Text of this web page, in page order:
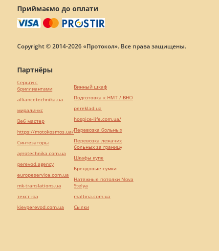
Приймаємо до оплати
Copyright © 2014-2026 «Протокол». Все права защищены.
Партнёры
Серьги с
бриллиантами
alliancetechnika.ua
миралинкс
Веб мастер
https://motokosmos.ua/
Синтезаторы
agrotechnika.com.ua
perevod.agency
europeservice.com.ua
mk-translations.ua
текст юа
kievperevod.com.ua
Винный шкаф
Подготовка к НМТ / ВНО
pereklad.ua
hospice-life.com.ua/
Перевозка больных
Перевозка лежачих
больных за границу
Шкафы купе
Брендовые сумки
Натяжные потолки Nova
Stelya
maltina.com.ua
Cылки